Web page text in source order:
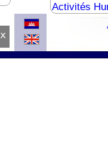
Activités
x